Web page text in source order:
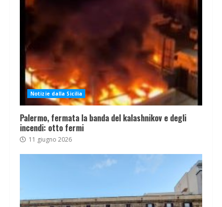
Notizie dalla Sicilia
Palermo, fermata la banda del kalashnikov e degli
incendi: otto fermi
11 giugno 2026